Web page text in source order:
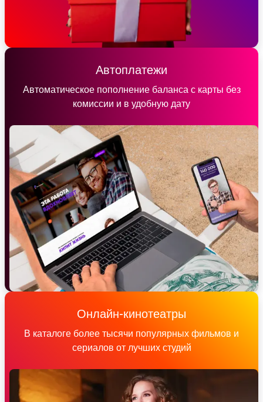
Автоплатежи
Автоматическое пополнение баланса с карты без
комиссии и в удобную дату
Онлайн-кинотеатры
В каталоге более тысячи популярных фильмов и
сериалов от лучших студий